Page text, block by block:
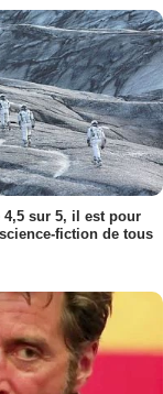
sur 5, il est pour
fiction de tous